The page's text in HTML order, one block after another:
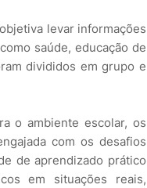
levar informações
saúde, educação de
divididos em grupo e
o ambiente escolar, os
com os desafios
de aprendizado prático
em situações reais,